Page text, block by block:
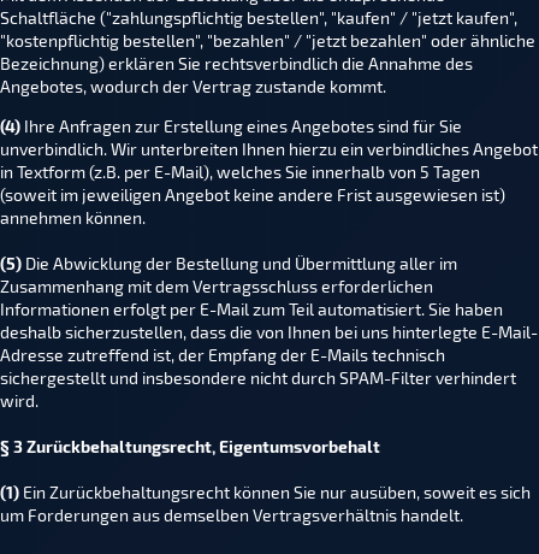
Schaltfläche ("zahlungspflichtig bestellen", "kaufen" / "jetzt kaufen",
"kostenpflichtig bestellen", "bezahlen" / "jetzt bezahlen" oder ähnliche
Bezeichnung) erklären Sie rechtsverbindlich die Annahme des
Angebotes, wodurch der Vertrag zustande kommt.
(4) Ihre Anfragen zur Erstellung eines Angebotes sind für Sie
unverbindlich. Wir unterbreiten Ihnen hierzu ein verbindliches Angebot
in Textform (z.B. per E-Mail), welches Sie innerhalb von 5 Tagen
(soweit im jeweiligen Angebot keine andere Frist ausgewiesen ist)
annehmen können.
(5) Die Abwicklung der Bestellung und Übermittlung aller im
Zusammenhang mit dem Vertragsschluss erforderlichen
Informationen erfolgt per E-Mail zum Teil automatisiert. Sie haben
deshalb sicherzustellen, dass die von Ihnen bei uns hinterlegte E-Mail-
Adresse zutreffend ist, der Empfang der E-Mails technisch
sichergestellt und insbesondere nicht durch SPAM-Filter verhindert
wird.
§ 3 Zurückbehaltungsrecht, Eigentumsvorbehalt
(1) Ein Zurückbehaltungsrecht können Sie nur ausüben, soweit es sich
um Forderungen aus demselben Vertragsverhältnis handelt.